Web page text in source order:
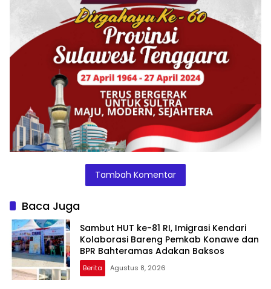
Tambah Komentar
Baca Juga
Sambut HUT ke-81 RI, Imigrasi Kendari
Kolaborasi Bareng Pemkab Konawe dan
BPR Bahteramas Adakan Baksos
Berita Agustus 8, 2026